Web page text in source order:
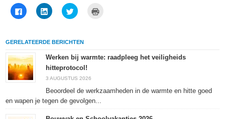
Klik
om
Facebook
(Wordt
een
nieuw
venster
geopend)
Klik
om
delen
(Wordt
een
nieuw
venster
geopend)
Klik
om
Twitter
(Wordt
een
nieuw
venster
geopend)
nieuw
GERELATEERDE BERICHTEN
Werken bij warmte: raadpleeg het veiligheids
hitteprotocol!
3 AUGUSTUS 2026
Beoordeel de werkzaamheden in de warmte en hitte goed
en wapen je tegen de gevolgen...